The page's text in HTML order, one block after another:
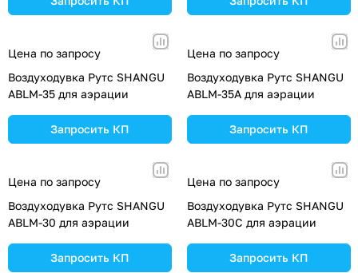
Цена по запросу
Воздуходувка Рутс SHANGU
ABLM-35 для аэрации
Запросить КП
Цена по запросу
Воздуходувка Рутс SHANGU
ABLM-35A для аэрации
Запросить КП
Цена по запросу
Воздуходувка Рутс SHANGU
ABLM-30 для аэрации
Запросить КП
Цена по запросу
Воздуходувка Рутс SHANGU
ABLM-30C для аэрации
Запросить КП